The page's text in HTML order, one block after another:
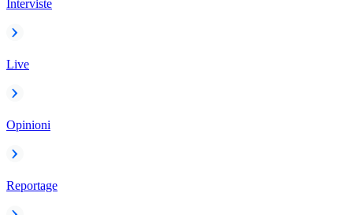
Interviste
Live
Opinioni
Reportage